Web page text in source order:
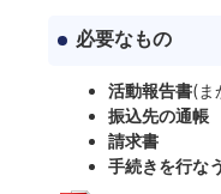
必要なもの
活動報告書(ま
振込先の通帳
請求書
手続きを行な